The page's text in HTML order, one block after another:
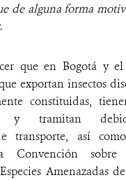
de alguna forma
.
que en Bogotá y
exportan insectos
constituidas,
y tramitan
transporte, así
Convención sobre
Amenazadas